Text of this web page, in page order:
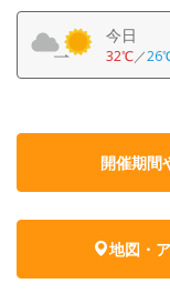
今日
32℃／
開催期間
地図・